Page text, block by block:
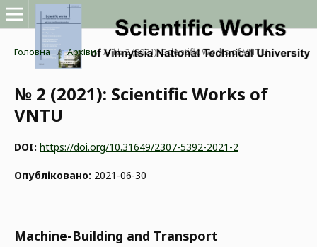
Головна / Архіви / № 2 (2021): Scientific Works of VNTU
№ 2 (2021): Scientific Works of
VNTU
DOI: https://doi.org/10.31649/2307-5392-2021-2
Опубліковано: 2021-06-30
Machine-Building and Transport